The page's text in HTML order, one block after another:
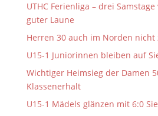
UTHC Ferienliga – drei
guter Laune
Herren 30 auch im Norden nicht
U15-1 Juniorinnen bleiben auf
Wichtiger Heimsieg der Damen
Klassenerhalt
U15-1 Mädels glänzen mit 6:0